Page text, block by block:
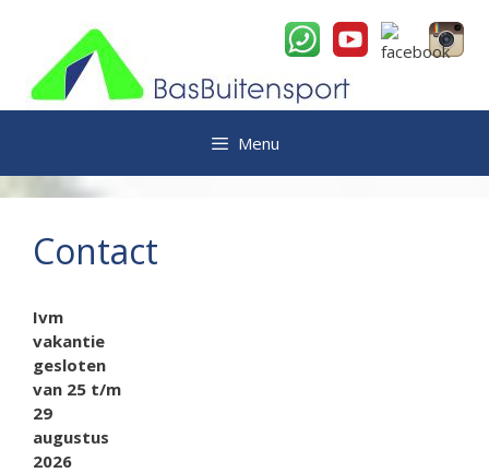
inhoud
Menu
Contact
Ivm
vakantie
gesloten
van 25 t/m
29
augustus
2026